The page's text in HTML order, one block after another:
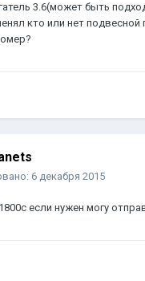
3.6(может быть
кто или нет подвесной
6 декабря 2015
если нужен могу